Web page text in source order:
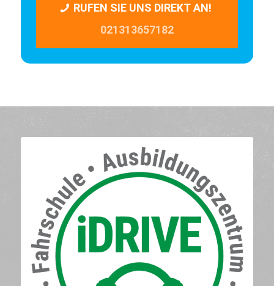
RUFEN SIE UNS DIREKT AN!
021313657182